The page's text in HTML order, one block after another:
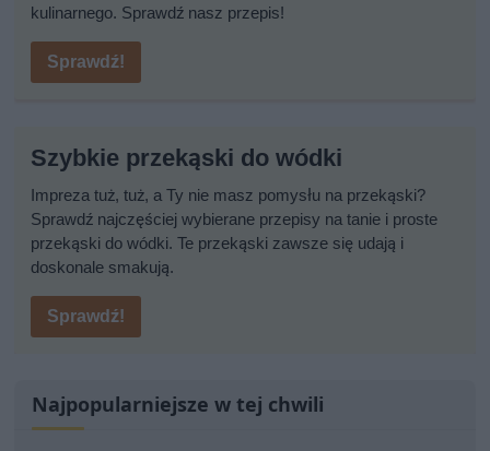
kulinarnego. Sprawdź nasz przepis!
Sprawdź!
Szybkie przekąski do wódki
Impreza tuż, tuż, a Ty nie masz pomysłu na przekąski?
Sprawdź najczęściej wybierane przepisy na tanie i proste
przekąski do wódki. Te przekąski zawsze się udają i
doskonale smakują.
Sprawdź!
Najpopularniejsze w tej chwili